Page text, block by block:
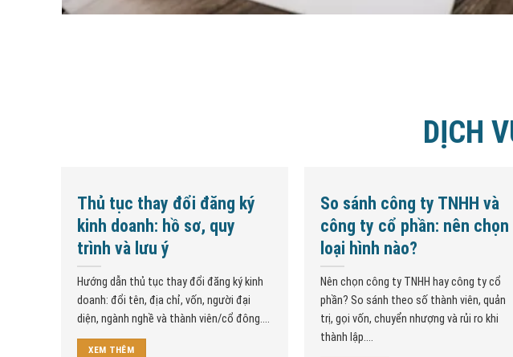
DỊCH
Thủ tục thay đổi đăng ký
kinh doanh: hồ sơ, quy
trình và lưu ý
Hướng dẫn thủ tục thay đổi đăng ký kinh
doanh: đổi tên, địa chỉ, vốn, người đại
diện, ngành nghề và thành viên/cổ đông....
XEM THÊM
So sánh công ty TNHH và
công ty cổ phần: nên chọn
loại hình nào?
Nên chọn công ty TNHH hay công ty cổ
phần? So sánh theo số thành viên, quản
trị, gọi vốn, chuyển nhượng và rủi ro khi
thành lập....